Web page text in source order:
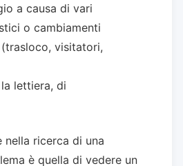
a causa di vari
o cambiamenti
visitatori,
lettiera, di
nella ricerca di una
è quella di vedere un